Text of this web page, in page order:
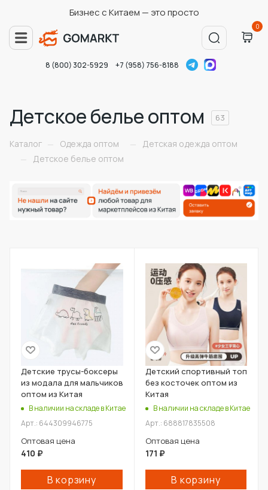
Бизнес с Китаем — это просто
0
8 (800) 302-5929 +7 (958) 756-8188
Детское белье оптом 63
Каталог — Одежда оптом —
Детская одежда оптом
—
Детское белье оптом
Детские трусы-боксеры
из модала для мальчиков
оптом из Китая
В наличии на складе в Китае
Арт.: 644309946775
Оптовая цена
410 ₽
В корзину
Детский спортивный топ
без косточек оптом из
Китая
В наличии на складе в Китае
Арт.: 688817835508
Оптовая цена
171 ₽
В корзину